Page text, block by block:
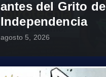
antes del Grito de
Independencia
agosto 5, 2026